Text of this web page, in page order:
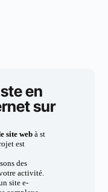
en
sur
site webà st
est
des
activité.
site e-